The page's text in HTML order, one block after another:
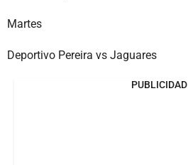
Martes
Deportivo Pereira vs Jaguares
PUBLICIDAD